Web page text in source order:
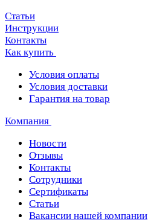
Статьи
Инструкции
Контакты
Как купить
Условия оплаты
Условия доставки
Гарантия на товар
Компания
Новости
Отзывы
Контакты
Сотрудники
Сертификаты
Статьи
Вакансии нашей компании